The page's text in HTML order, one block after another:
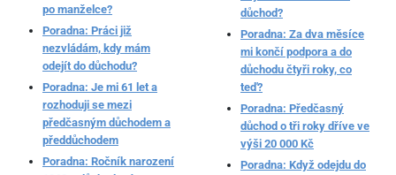
po manželce?
Poradna: Práci již
nezvládám, kdy mám
odejít do důchodu?
Poradna: Je mi 61 let a
rozhoduji se mezi
předčasným důchodem a
předdůchodem
Poradna: Ročník narození
důchod?
Poradna: Za dva měsíce
mi končí podpora a do
důchodu čtyři roky, co
teď?
Poradna: Předčasný
důchod o tři roky dříve ve
výši 20 000 Kč
Poradna: Když odejdu do